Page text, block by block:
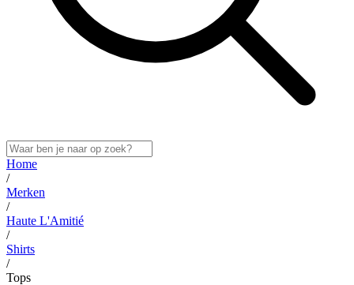
Home
/
Merken
/
Haute L'Amitié
/
Shirts
/
Tops